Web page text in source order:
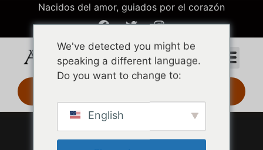
Nacidos del amor, guiados por el corazón
We've detected you might be
speaking a different language.
Do you want to change to:
English